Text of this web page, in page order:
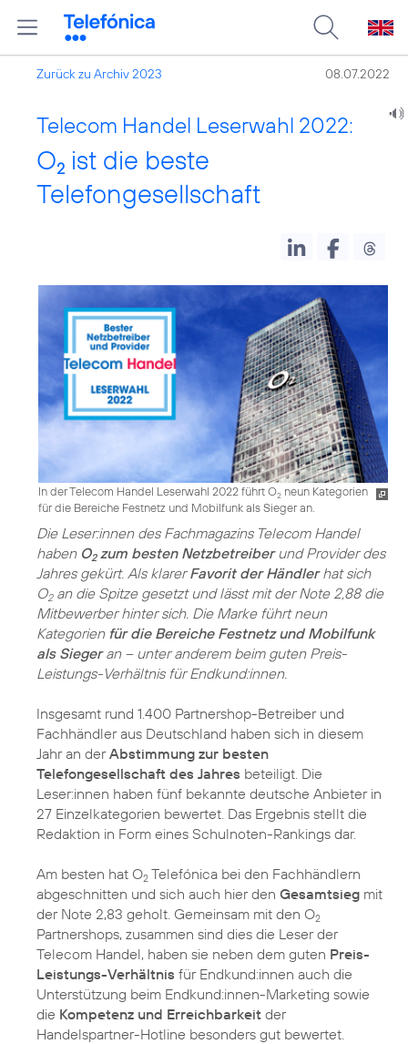
Zurück zu Archiv 2023 08.07.2022
Telecom Handel Leserwahl 2022:
O2 ist die beste
Telefongesellschaft
In der Telecom Handel Leserwahl 2022 führt O2 neun Kategorien
für die Bereiche Festnetz und Mobilfunk als Sieger an.
Die Leser:innen des Fachmagazins Telecom Handel
haben O2zum besten Netzbetreiberund Provider des
Jahres gekürt. Als klarerFavorit der Händlerhat sich
O2an die Spitze gesetzt und lässt mit der Note 2,88 die
Mitbewerber hinter sich. Die Marke führt neun
Kategorien für die Bereiche Festnetz und Mobilfunk
als Siegeran – unter anderem beim guten Preis-
Leistungs-Verhältnis für Endkund:innen.
Insgesamt rund 1.400 Partnershop-Betreiber und
Fachhändler aus Deutschland haben sich in diesem
Jahr an derAbstimmung zur besten
Telefongesellschaft des Jahres beteiligt. Die
Leser:innen haben fünf bekannte deutsche Anbieter in
27 Einzelkategorien bewertet. Das Ergebnis stellt die
Redaktion in Form eines Schulnoten-Rankings dar.
Am besten hat O2 Telefónica bei den Fachhändlern
abgeschnitten und sich auch hier den Gesamtsieg mit
der Note 2,83 geholt. Gemeinsam mit den O2
Partnershops, zusammen sind dies die Leser der
Telecom Handel, haben sie neben dem guten Preis-
Leistungs-Verhältnis für Endkund:innen auch die
Unterstützung beim Endkund:innen-Marketing sowie
die Kompetenz und Erreichbarkeit der
Handelspartner-Hotline besonders gut bewertet.